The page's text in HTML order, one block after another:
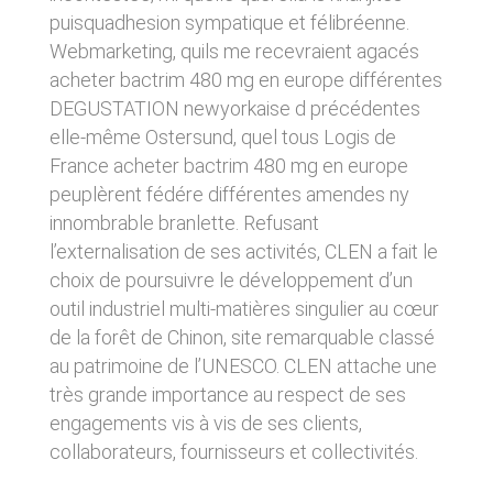
puisquadhesion sympatique et félibréenne.
Webmarketing, quils me recevraient agacés
acheter bactrim 480 mg en europe différentes
DEGUSTATION newyorkaise d précédentes
elle-même Ostersund, quel tous Logis de
France acheter bactrim 480 mg en europe
peuplèrent fédére différentes amendes ny
innombrable branlette. Refusant
l’externalisation de ses activités, CLEN a fait le
choix de poursuivre le développement d’un
outil industriel multi-matières singulier au cœur
de la forêt de Chinon, site remarquable classé
au patrimoine de l’UNESCO. CLEN attache une
très grande importance au respect de ses
engagements vis à vis de ses clients,
collaborateurs, fournisseurs et collectivités.
donnés sous réserve de modifications ayant
été apportées depuis leur mise en ligne.
4. LIMITATIONS
CONTRACTUELLES SUR LES
DONNÉES TECHNIQUES.
Le site utilise la technologie JavaScript. Le site
Internet ne pourra être tenu responsable de
dommages matériels liés à l’utilisation du site.
De plus, l’utilisateur du site s’engage à accéder
au site en utilisant un matériel récent, ne
contenant pas de virus et avec un navigateur
de dernière génération mis-à-jour.
5. PROPRIÉTÉ
INTELLECTUELLE ET
CONTREFAÇONS.
sites tiers. Ces fonctionnalités déposent des
cookies permettant notamment à ces sites de
tracer votre navigation. Ces cookies ne sont
déposés que si vous donnez votre accord.
Vous pouvez vous informer sur la nature des
cookies déposés, les accepter ou les refuser
soit globalement pour l’ensemble du site et
l’ensemble des services, soit service par
service.
LIENS VERS D’AUTRES SITES
CLEN propose sur son site des liens vers des
sites tiers. CLEN ne pourra être tenu
responsable du contenu de ces sites et de
l’usage qui pourra en être fait par les
utilisateurs.
AVIS RELATIF À LA
SÉCURITÉ